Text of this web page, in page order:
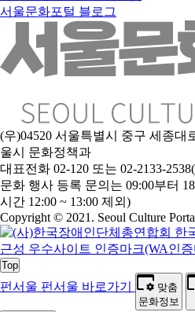
서울문화포털 블로그
(우)04520 서울특별시 중구 세종대
울시 문화정책과
대표전화 02-120 또는 02-2133-
문화 행사 등록 문의는 09:00부터
시간 12:00 ~ 13:00 제외)
Copyright © 2021. Seoul Culture
Top
펀서울 펀서울 바로가기
맞춤
문화정보